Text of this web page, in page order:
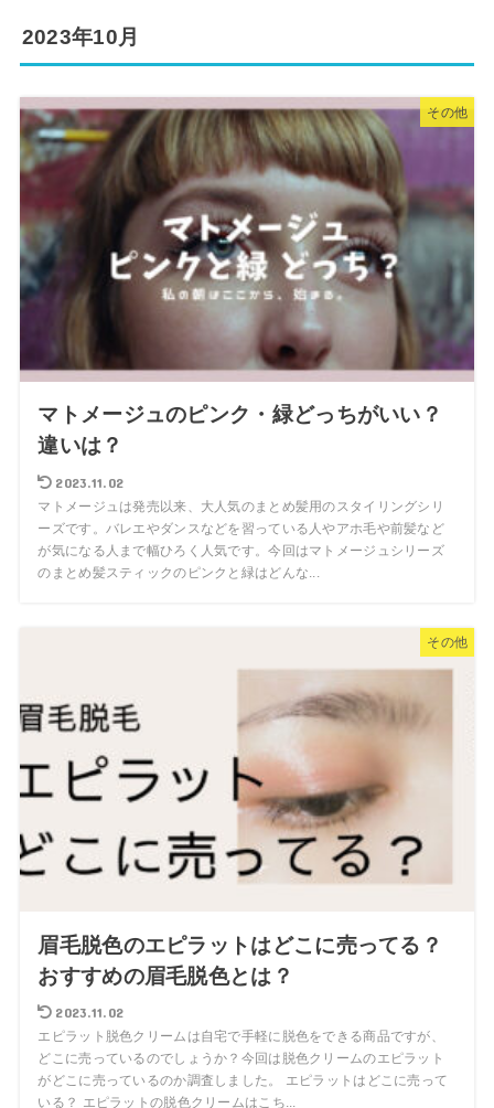
2023年10月
その他
マトメージュのピンク・緑どっちがいい？
違いは？
2023.11.02
マトメージュは発売以来、大人気のまとめ髪用のスタイリングシリ
ーズです。バレエやダンスなどを習っている人やアホ毛や前髪など
が気になる人まで幅ひろく人気です。今回はマトメージュシリーズ
のまとめ髪スティックのピンクと緑はどんな...
その他
眉毛脱色のエピラットはどこに売ってる？
おすすめの眉毛脱色とは？
2023.11.02
エピラット脱色クリームは自宅で手軽に脱色をできる商品ですが、
どこに売っているのでしょうか？今回は脱色クリームのエピラット
がどこに売っているのか調査しました。 エピラットはどこに売って
いる？ エピラットの脱色クリームはこち...